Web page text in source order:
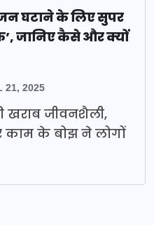
घटाने के लिए सुपर
जानिए कैसे और क्यों
21, 2025
जीवनशैली,
के बोझ ने लोगों